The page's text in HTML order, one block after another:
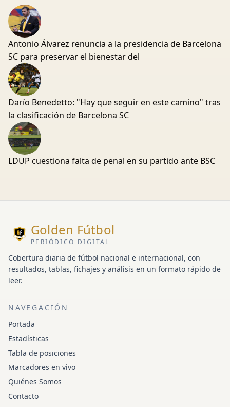
Antonio Álvarez renuncia a la presidencia de Barcelona
SC para preservar el bienestar del
Darío Benedetto: "Hay que seguir en este camino" tras
la clasificación de Barcelona SC
LDUP cuestiona falta de penal en su partido ante BSC
Golden Fútbol
PERIÓDICO DIGITAL
Cobertura diaria de fútbol nacional e internacional, con
resultados, tablas, fichajes y análisis en un formato rápido de
leer.
NAVEGACIÓN
Portada
Estadísticas
Tabla de posiciones
Marcadores en vivo
Quiénes Somos
Contacto